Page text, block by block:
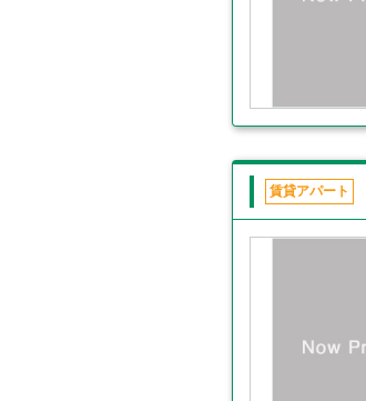
賃貸アパート